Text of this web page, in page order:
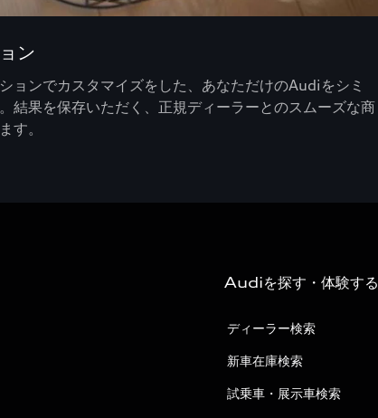
ン
ョンでカスタマイズをした、あなただけのAudiをシミ
結果を保存いただく、正規ディーラーとのスムーズな商
す。
Audiを探す・体験する
ディーラー検索
新車在庫検索
試乗車・展示車検索